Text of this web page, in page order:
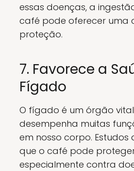
essas doenças, a
café pode oferecer uma
proteção.
7. Favorece a
Fígado
O fígado é um órgão
desempenha muitas
em nosso corpo.
que o café pode
especialmente contra